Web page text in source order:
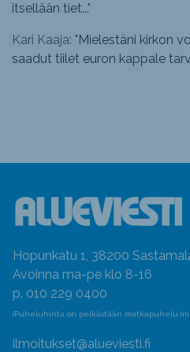
itsellään tiet..."
Kari Kaaja: "Mielestäni kirkon
saadut tiilet euron kappale
Hopunkatu 1, 38200
Avoinna ma-pe klo 8-16
p. 010 229 0400
(Puheluhinta on pelkästään matkapuhelu
ilmoitukset@alueviesti.fi